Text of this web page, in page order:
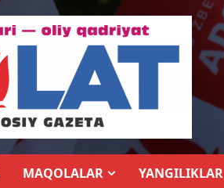
MAQOLALAR YANGILIKLAR